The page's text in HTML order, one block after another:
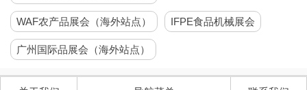
WAF农产品展会（海外站点） IFPE食品机械展会
广州国际品展会（海外站点）